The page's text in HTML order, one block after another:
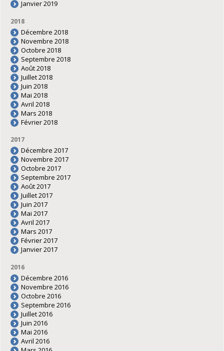
Janvier 2019
2018
Décembre 2018
Novembre 2018
Octobre 2018
Septembre 2018
Août 2018
Juillet 2018
Juin 2018
Mai 2018
Avril 2018
Mars 2018
Février 2018
2017
Décembre 2017
Novembre 2017
Octobre 2017
Septembre 2017
Août 2017
Juillet 2017
Juin 2017
Mai 2017
Avril 2017
Mars 2017
Février 2017
Janvier 2017
2016
Décembre 2016
Novembre 2016
Octobre 2016
Septembre 2016
Juillet 2016
Juin 2016
Mai 2016
Avril 2016